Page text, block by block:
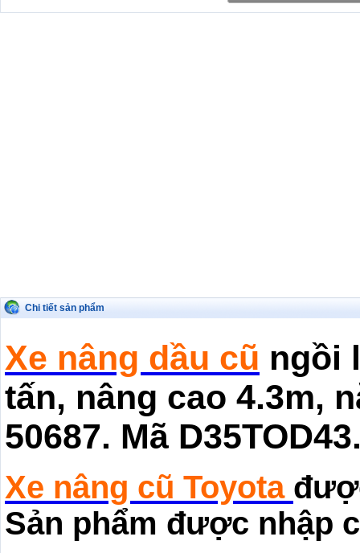
Chi tiết sản phẩm
Xe nâng dầu cũ ngồi
tấn, nâng cao 4.3m,
50687. Mã
Xe nâng cũ Toyota
Sản phẩm được nhập